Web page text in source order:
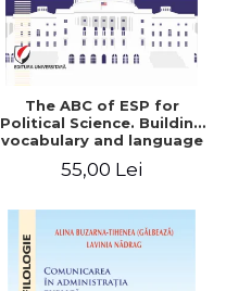
The ABC of ESP for
Political Science. Building
vocabulary and language
55,00 Lei